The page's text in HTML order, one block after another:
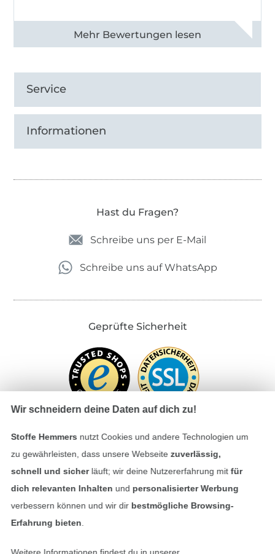
Alle 82930 Bewertungen ansehen
Service
Informationen
Hast du Fragen?
Schreibe uns per E-Mail
Schreibe uns auf WhatsApp
Geprüfte Sicherheit
Bezahlen mit
Wir schneidern deine Daten auf dich zu!
Stoffe Hemmers nutzt Cookies und andere Technologien um
zu gewährleisten, dass unsere Webseite zuverlässig,
schnell und sicherläuft; wir deine Nutzererfahrung mitfür
dich relevanten Inhalten und personalisierter Werbung
verbessern können und wir dir bestmögliche Browsing-
Erfahrung bieten